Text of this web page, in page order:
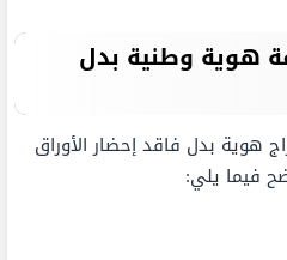
هوية وطنية بدل
هوية بدل فاقد إحضار الأوراق
فيما يلي: